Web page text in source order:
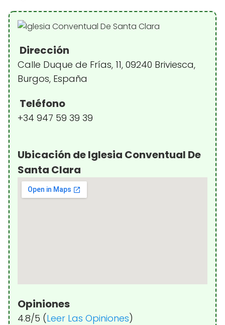
Dirección
Calle Duque de Frías, 11, 09240 Briviesca,
Burgos, España
Teléfono
+34 947 59 39 39
Ubicación de Iglesia Conventual De
Santa Clara
Opiniones
4.8/5 (Leer Las Opiniones)